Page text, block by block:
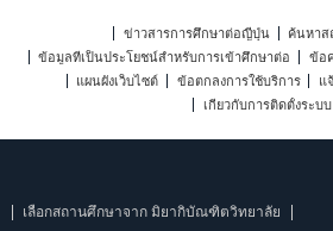
ข่าวสารการศึกษาต่อญี่ปุ่น
ค้นหาส
ข้อมูลที่เป็นประโยชน์สำหรับการเข้าศึกษาต่อ
ข้อ
แผนผังเว็บไซต์
ข้อตกลงการใช้บริการ
แ
เกี่ยวกับการติดตั้งระบบ
เลือกสถานศึกษาจาก มิยากิบัณฑิตวิทยาลัย